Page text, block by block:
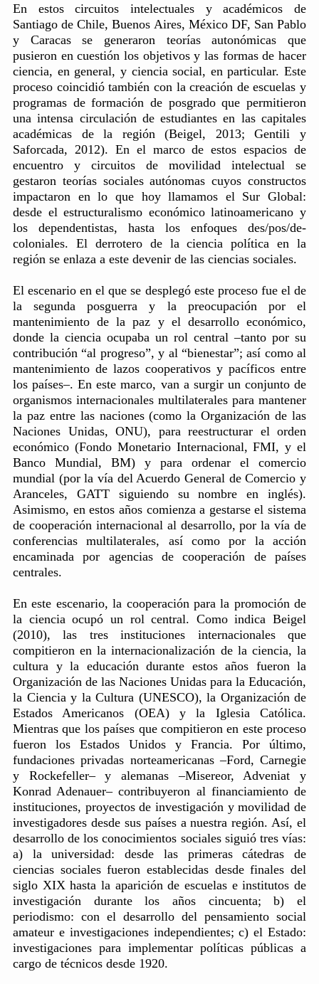
En estos circuitos intelectuales y académicos de
Santiago de Chile, Buenos Aires, México DF, San Pablo
y Caracas se generaron teorías autonómicas que
pusieron en cuestión los objetivos y las formas de hacer
ciencia, en general, y ciencia social, en particular. Este
proceso coincidió también con la creación de escuelas y
programas de formación de posgrado que permitieron
una intensa circulación de estudiantes en las capitales
académicas de la región (Beigel, 2013; Gentili y
Saforcada, 2012). En el marco de estos espacios de
encuentro y circuitos de movilidad intelectual se
gestaron teorías sociales autónomas cuyos constructos
impactaron en lo que hoy llamamos el Sur Global:
desde el estructuralismo económico latinoamericano y
los dependentistas, hasta los enfoques des/pos/de-
coloniales. El derrotero de la ciencia política en la
región se enlaza a este devenir de las ciencias sociales.
El escenario en el que se desplegó este proceso fue el de
la segunda posguerra y la preocupación por el
mantenimiento de la paz y el desarrollo económico,
donde la ciencia ocupaba un rol central –tanto por su
contribución “al progreso”, y al “bienestar”; así como al
mantenimiento de lazos cooperativos y pacíficos entre
los países–. En este marco, van a surgir un conjunto de
organismos internacionales multilaterales para mantener
la paz entre las naciones (como la Organización de las
Naciones Unidas, ONU), para reestructurar el orden
económico (Fondo Monetario Internacional, FMI, y el
Banco Mundial, BM) y para ordenar el comercio
mundial (por la vía del Acuerdo General de Comercio y
Aranceles, GATT siguiendo su nombre en inglés).
Asimismo, en estos años comienza a gestarse el sistema
de cooperación internacional al desarrollo, por la vía de
conferencias multilaterales, así como por la acción
encaminada por agencias de cooperación de países
centrales.
En este escenario, la cooperación para la promoción de
la ciencia ocupó un rol central. Como indica Beigel
(2010), las tres instituciones internacionales que
compitieron en la internacionalización de la ciencia, la
cultura y la educación durante estos años fueron la
Organización de las Naciones Unidas para la Educación,
la Ciencia y la Cultura (UNESCO), la Organización de
Estados Americanos (OEA) y la Iglesia Católica.
Mientras que los países que compitieron en este proceso
fueron los Estados Unidos y Francia. Por último,
fundaciones privadas norteamericanas –Ford, Carnegie
y Rockefeller– y alemanas –Misereor, Adveniat y
Konrad Adenauer– contribuyeron al financiamiento de
instituciones, proyectos de investigación y movilidad de
investigadores desde sus países a nuestra región. Así, el
desarrollo de los conocimientos sociales siguió tres vías:
a) la universidad: desde las primeras cátedras de
ciencias sociales fueron establecidas desde finales del
siglo XIX hasta la aparición de escuelas e institutos de
investigación durante los años cincuenta; b) el
periodismo: con el desarrollo del pensamiento social
amateur e investigaciones independientes; c) el Estado:
investigaciones para implementar políticas públicas a
cargo de técnicos desde 1920.